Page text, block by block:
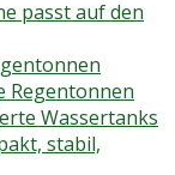
passt auf den
Regentonnen
Wassertanks
stabil,